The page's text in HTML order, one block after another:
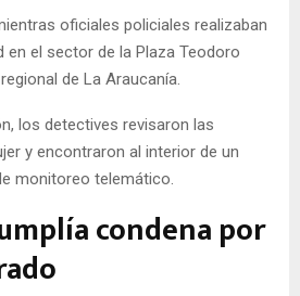
oficiales policiales realizaban
en el sector de la Plaza Teodoro
de La Araucanía.
los detectives revisaron las
y encontraron al interior de un
monitoreo telemático.
condena por